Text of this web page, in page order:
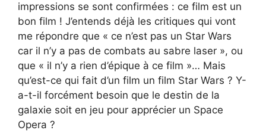
impressions se sont confirmées : ce film est un
bon film ! J’entends déjà les critiques qui vont
me répondre que « ce n’est pas un Star Wars
car il n’y a pas de combats au sabre laser », ou
que « il n’y a rien d’épique à ce film »… Mais
qu’est-ce qui fait d’un film un film Star Wars ? Y-
a-t-il forcément besoin que le destin de la
galaxie soit en jeu pour apprécier un Space
Opera ?